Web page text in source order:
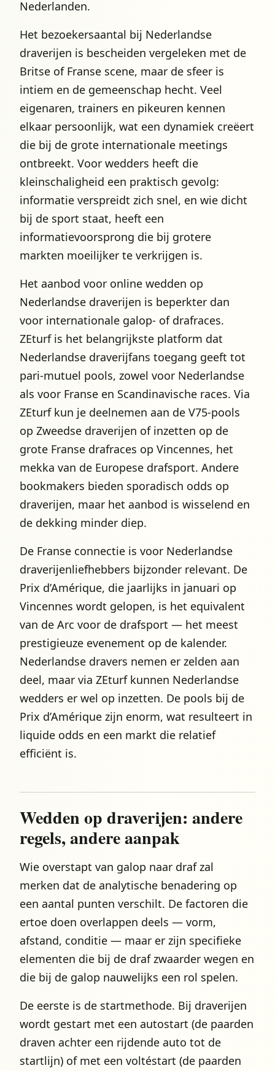
Nederlanden.
Het bezoekersaantal bij Nederlandse
draverijen is bescheiden vergeleken met de
Britse of Franse scene, maar de sfeer is
intiem en de gemeenschap hecht. Veel
eigenaren, trainers en pikeuren kennen
elkaar persoonlijk, wat een dynamiek creëert
die bij de grote internationale meetings
ontbreekt. Voor wedders heeft die
kleinschaligheid een praktisch gevolg:
informatie verspreidt zich snel, en wie dicht
bij de sport staat, heeft een
informatievoorsprong die bij grotere
markten moeilijker te verkrijgen is.
Het aanbod voor online wedden op
Nederlandse draverijen is beperkter dan
voor internationale galop- of drafraces.
ZEturf is het belangrijkste platform dat
Nederlandse draverijfans toegang geeft tot
pari-mutuel pools, zowel voor Nederlandse
als voor Franse en Scandinavische races. Via
ZEturf kun je deelnemen aan de V75-pools
op Zweedse draverijen of inzetten op de
grote Franse drafraces op Vincennes, het
mekka van de Europese drafsport. Andere
bookmakers bieden sporadisch odds op
draverijen, maar het aanbod is wisselend en
de dekking minder diep.
De Franse connectie is voor Nederlandse
draverijenliefhebbers bijzonder relevant. De
Prix d’Amérique, die jaarlijks in januari op
Vincennes wordt gelopen, is het equivalent
van de Arc voor de drafsport — het meest
prestigieuze evenement op de kalender.
Nederlandse dravers nemen er zelden aan
deel, maar via ZEturf kunnen Nederlandse
wedders er wel op inzetten. De pools bij de
Prix d’Amérique zijn enorm, wat resulteert in
liquide odds en een markt die relatief
efficiënt is.
Wedden op draverijen: andere
regels, andere aanpak
Wie overstapt van galop naar draf zal
merken dat de analytische benadering op
een aantal punten verschilt. De factoren die
ertoe doen overlappen deels — vorm,
afstand, conditie — maar er zijn specifieke
elementen die bij de draf zwaarder wegen en
die bij de galop nauwelijks een rol spelen.
De eerste is de startmethode. Bij draverijen
wordt gestart met een autostart (de paarden
draven achter een rijdende auto tot de
startlijn) of met een voltéstart (de paarden